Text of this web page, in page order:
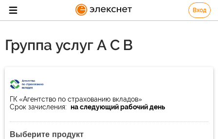
Вход
Группа услуг А С В
ГК «Агентство по страхованию вкладов»
Срок зачисления: на следующий рабочий день
Выберите продукт